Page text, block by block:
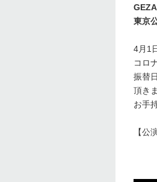
東京
4月1
コロ
振替
頂き
お手
【